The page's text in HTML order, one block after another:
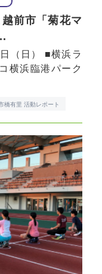
前市「菊花マ
（日） ■横浜ラ
横浜臨港パーク
橋有里 活動レポート